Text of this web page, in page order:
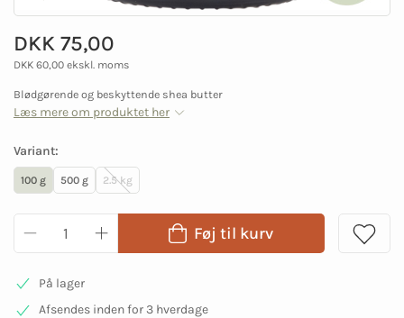
DKK 75,00
DKK 60,00 ekskl. moms
Blødgørende og beskyttende shea butter
Læs mere om produktet her
Variant:
100 g 500 g 2.5 kg
Føj til kurv
På lager
Afsendes inden for 3 hverdage